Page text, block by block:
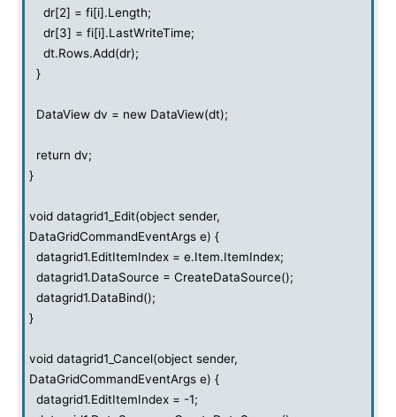
dr[2] = fi[i].Length;
dr[3] = fi[i].LastWriteTime;
dt.Rows.Add(dr);
}
DataView dv = new DataView(dt);
return dv;
}
void datagrid1_Edit(object sender,
DataGridCommandEventArgs e) {
datagrid1.EditItemIndex = e.Item.ItemIndex;
datagrid1.DataSource = CreateDataSource();
datagrid1.DataBind();
}
void datagrid1_Cancel(object sender,
DataGridCommandEventArgs e) {
datagrid1.EditItemIndex = -1;